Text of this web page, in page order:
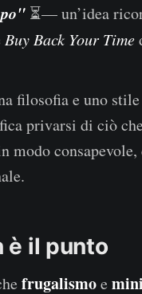
⏳— un’idea
Buy Back Your Time
filosofia e uno
privarsi di ciò
modo
è il punto
frugalismoe